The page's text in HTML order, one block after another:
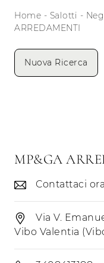
Home - Salotti -
ARREDAMENTI
Nuova Ricerca
MP&GA
Contattaci ora
Via V.
Vibo Valentia